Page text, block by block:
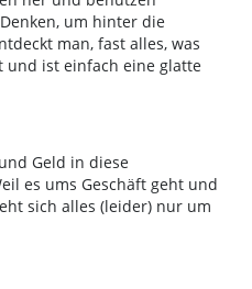
um hinter die
man, fast alles, was
ist einfach eine glatte
Geld in diese
es ums Geschäft geht und
sich alles (leider) nur um